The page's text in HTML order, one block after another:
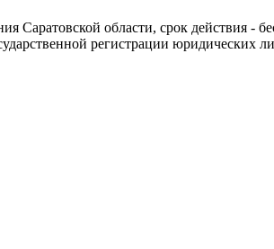
области, срок действия -
регистрации